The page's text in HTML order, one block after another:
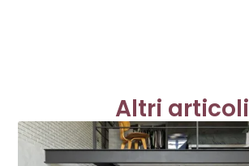
Altri articoli